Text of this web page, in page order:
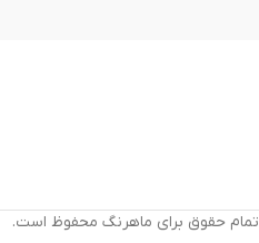
تمام حقوق برای ماهرنگ محفوظ است.